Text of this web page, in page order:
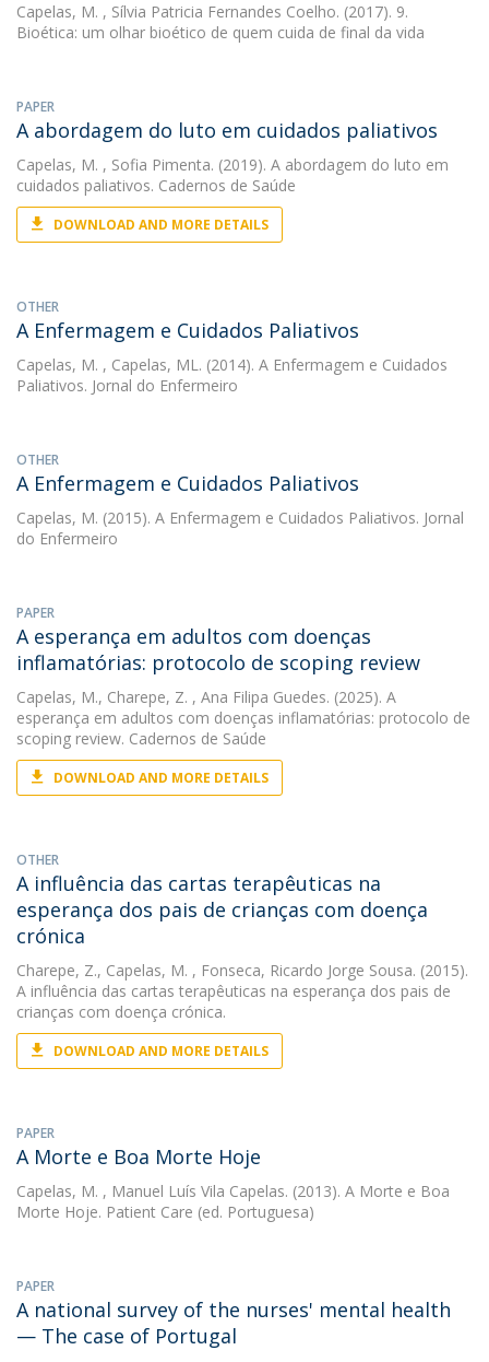
Capelas, M. , Sílvia Patricia Fernandes Coelho. (2017). 9.
Bioética: um olhar bioético de quem cuida de final da vida
PAPER
A abordagem do luto em cuidados paliativos
Capelas, M. , Sofia Pimenta. (2019). A abordagem do luto em
cuidados paliativos. Cadernos de Saúde
DOWNLOAD AND MORE DETAILS
OTHER
A Enfermagem e Cuidados Paliativos
Capelas, M. , Capelas, ML. (2014). A Enfermagem e Cuidados
Paliativos. Jornal do Enfermeiro
OTHER
A Enfermagem e Cuidados Paliativos
Capelas, M. (2015). A Enfermagem e Cuidados Paliativos. Jornal
do Enfermeiro
PAPER
A esperança em adultos com doenças
inflamatórias: protocolo de scoping review
Capelas, M., Charepe, Z. , Ana Filipa Guedes. (2025). A
esperança em adultos com doenças inflamatórias: protocolo de
scoping review. Cadernos de Saúde
DOWNLOAD AND MORE DETAILS
OTHER
A influência das cartas terapêuticas na
esperança dos pais de crianças com doença
crónica
Charepe, Z., Capelas, M. , Fonseca, Ricardo Jorge Sousa. (2015).
A influência das cartas terapêuticas na esperança dos pais de
crianças com doença crónica.
DOWNLOAD AND MORE DETAILS
PAPER
A Morte e Boa Morte Hoje
Capelas, M. , Manuel Luís Vila Capelas. (2013). A Morte e Boa
Morte Hoje. Patient Care (ed. Portuguesa)
PAPER
A national survey of the nurses' mental health
— The case of Portugal